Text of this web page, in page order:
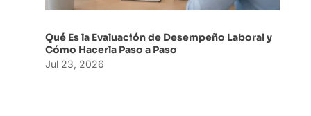
Qué Es la Evaluación de Desempeño Laboral y
Cómo Hacerla Paso a Paso
Jul 23, 2026